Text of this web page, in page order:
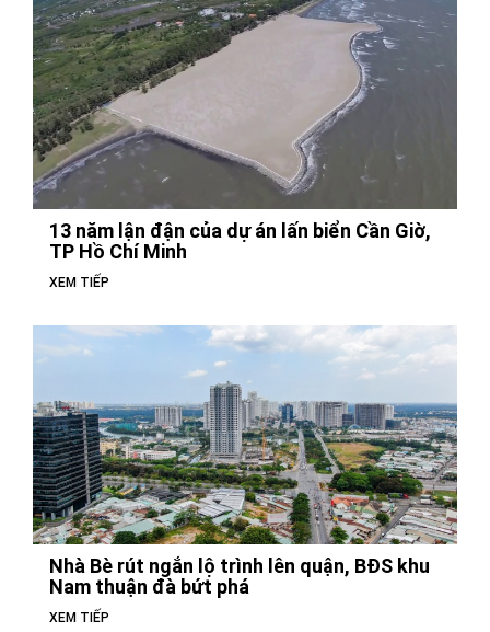
13 năm lận đận của dự án lấn biển Cần Giờ,
TP Hồ Chí Minh
XEM TIẾP
Nhà Bè rút ngắn lộ trình lên quận, BĐS khu
Nam thuận đà bứt phá
XEM TIẾP